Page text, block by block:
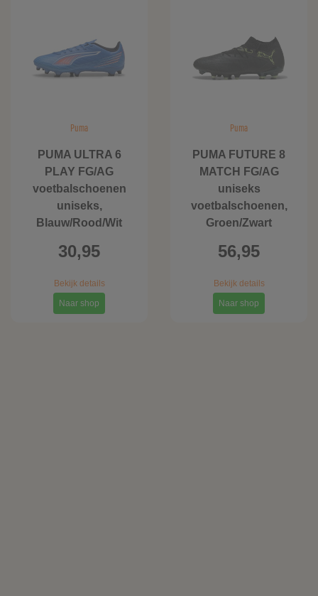
Puma
PUMA ULTRA 6
PLAY FG/AG
voetbalschoenen
uniseks,
Blauw/Rood/Wit
30,95
Bekijk details
Naar shop
Puma
PUMA FUTURE 8
MATCH FG/AG
uniseks
voetbalschoenen,
Groen/Zwart
56,95
Bekijk details
Naar shop